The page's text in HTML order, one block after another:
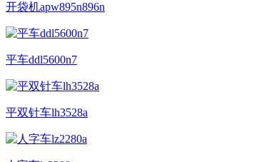
开袋机apw895n896n
平车ddl5600n7
平双针车lh3528a